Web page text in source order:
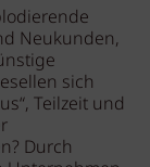
Neukunden,
sich
Teilzeit und
Durch